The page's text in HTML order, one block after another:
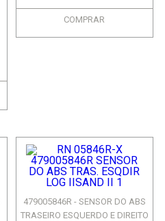
COMPRAR
479005846R - SENSOR DO ABS
TRASEIRO ESQUERDO E DIREITO